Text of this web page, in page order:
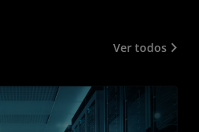
Ver todos